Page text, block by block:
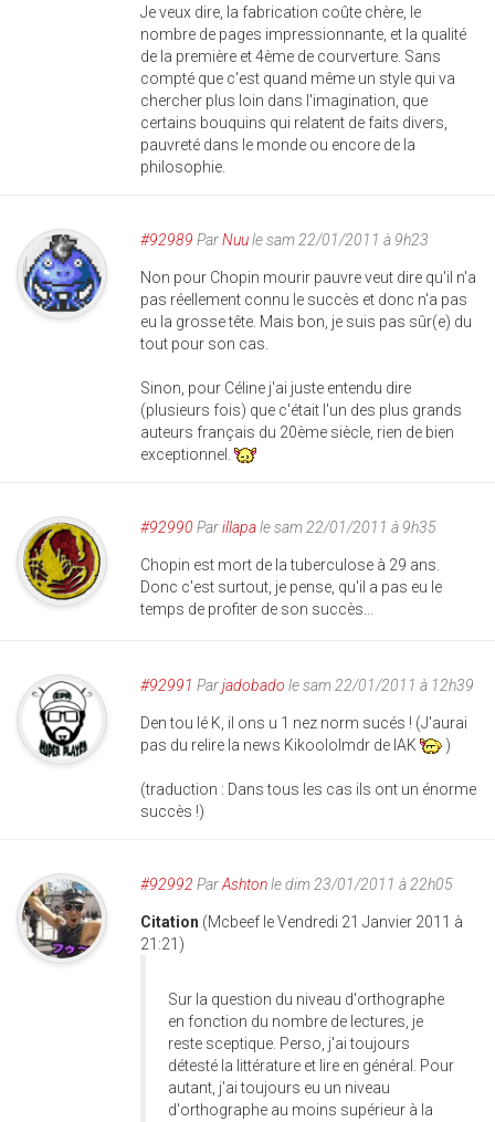
Je veux dire, la fabrication coûte chère, le
nombre de pages impressionnante, et la qualité
de la première et 4ème de courverture. Sans
compté que c'est quand même un style qui va
chercher plus loin dans l'imagination, que
certains bouquins qui relatent de faits divers,
pauvreté dans le monde ou encore de la
philosophie.
#92989 ParNuule sam 22/01/2011 à 9h23
Non pour Chopin mourir pauvre veut dire qu'il n'a
pas réellement connu le succès et donc n'a pas
eu la grosse tête. Mais bon, je suis pas sûr(e) du
tout pour son cas.
Sinon, pour Céline j'ai juste entendu dire
(plusieurs fois) que c'était l'un des plus grands
auteurs français du 20ème siècle, rien de bien
exceptionnel.
#92990 Parillapale sam 22/01/2011 à 9h35
Chopin est mort de la tuberculose à 29 ans.
Donc c'est surtout, je pense, qu'il a pas eu le
temps de profiter de son succès...
#92991 Parjadobado le sam 22/01/2011 à 12h39
Den tou lé K, il ons u 1 nez norm sucés ! (J'aurai
pas du relire la news Kikoololmdr de IAK
)
(traduction : Dans tous les cas ils ont un énorme
succès !)
#92992 ParAshtonle dim 23/01/2011 à 22h05
Citation (Mcbeef le Vendredi 21 Janvier 2011 à
21:21)
Sur la question du niveau d'orthographe
en fonction du nombre de lectures, je
reste sceptique. Perso, j'ai toujours
détesté la littérature et lire en général. Pour
autant, j'ai toujours eu un niveau
d'orthographe au moins supérieur à la